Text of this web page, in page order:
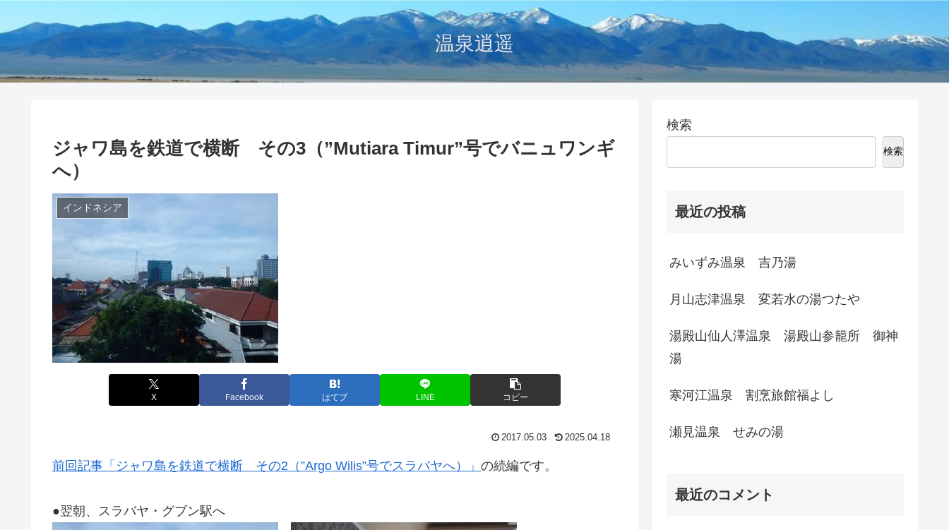
温泉逍遥
ジャワ島を鉄道で横断 その3（”Mutiara Timur”号でバニュワンギ
へ）
インドネシア
X Facebook はてブ LINE コピー
2017.05.03 2025.04.18
前回記事「ジャワ島を鉄道で横断 その2（”Argo Wilis”号でスラバヤへ）」 の続編です。
●翌朝、スラバヤ・グブン駅へ
検索
検索
最近の投稿
みいずみ温泉 吉乃湯
月山志津温泉 変若水の湯つたや
湯殿山仙人澤温泉 湯殿山参籠所 御神
湯
寒河江温泉 割烹旅館福よし
瀬見温泉 せみの湯
最近のコメント